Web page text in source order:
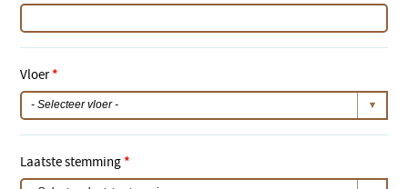
Vloer*
Laatste stemming *